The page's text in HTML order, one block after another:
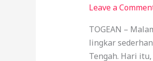
Leave a
TOGEAN –
lingkar
Tengah. Hari
Kadoda:
Tangkap
Gurita